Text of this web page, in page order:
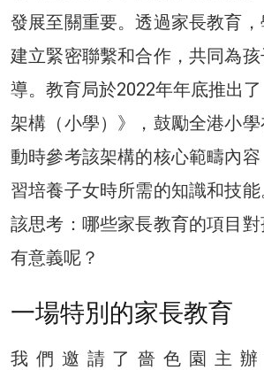
發展至關重要。透過家長教育
建立緊密聯繫和合作，共同為
導。教育局於2022年年底推出
架構（小學）》，鼓勵全港小
動時參考該架構的核心範疇內
習培養子女時所需的知識和技
該思考：哪些家長教育的項目
有意義呢？
一場特別的家長教育
我們邀請了嗇色園主